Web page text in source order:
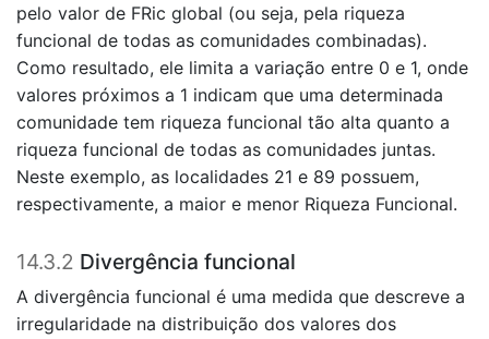
pelo valor de FRic global (ou seja, pela riqueza
funcional de todas as comunidades combinadas).
Como resultado, ele limita a variação entre 0 e 1, onde
valores próximos a 1 indicam que uma determinada
comunidade tem riqueza funcional tão alta quanto a
riqueza funcional de todas as comunidades juntas.
Neste exemplo, as localidades 21 e 89 possuem,
respectivamente, a maior e menor Riqueza Funcional.
14.3.2 Divergência funcional
A divergência funcional é uma medida que descreve a
irregularidade na distribuição dos valores dos